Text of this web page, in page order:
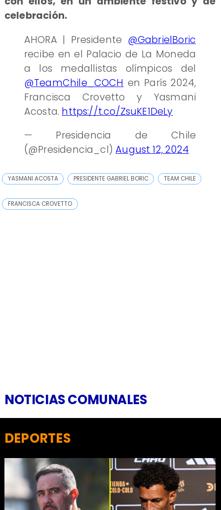
celebración.
AHORA | Presidente @GabrielBoric
recibe en el Palacio de La Moneda
a los medallistas olímpicos del
@TeamChile_COCH en París 2024,
Francisca Crovetto y Yasmani
Acosta. https://t.co/ZsuKE1DeLy
— Presidencia de Chile
(@Presidencia_cl)August 12, 2024
YASMANI ACOSTA PRESIDENTE GABRIEL BORIC TEAM CHILE
FRANCISCA CROVETTO
NOTICIAS COMUNALES
DEPORTES